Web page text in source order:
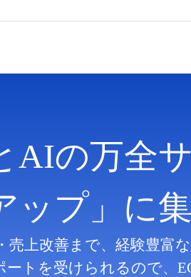
AIの万全
ップ」に
売上改善まで、 経験豊富
トを受けられるので、